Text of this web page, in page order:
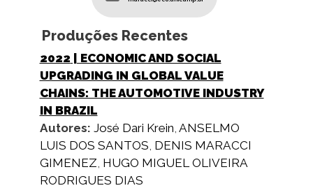
Produções Recentes
2022 | ECONOMIC AND SOCIAL
UPGRADING IN GLOBAL VALUE
CHAINS: THE AUTOMOTIVE INDUSTRY
IN BRAZIL
Autores: José Dari Krein ANSELMO
LUIS DOS SANTOS DENIS MARACCI
GIMENEZ HUGO MIGUEL OLIVEIRA
RODRIGUES DIAS